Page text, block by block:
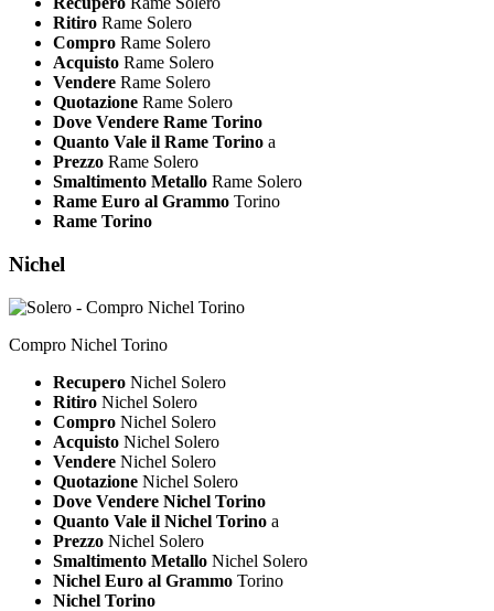
Ritiro Rame Solero
Compro Rame Solero
Acquisto Rame Solero
Vendere Rame Solero
Quotazione Rame Solero
Dove Vendere Rame Torino
Quanto Vale il Rame Torino a
Prezzo Rame Solero
Smaltimento Metallo Rame Solero
Rame Euro al Grammo Torino
Rame Torino
Nichel
Compro Nichel Torino
Recupero Nichel Solero
Ritiro Nichel Solero
Compro Nichel Solero
Acquisto Nichel Solero
Vendere Nichel Solero
Quotazione Nichel Solero
Dove Vendere Nichel Torino
Quanto Vale il Nichel Torino a
Prezzo Nichel Solero
Smaltimento Metallo Nichel Solero
Nichel Euro al Grammo Torino
Nichel Torino